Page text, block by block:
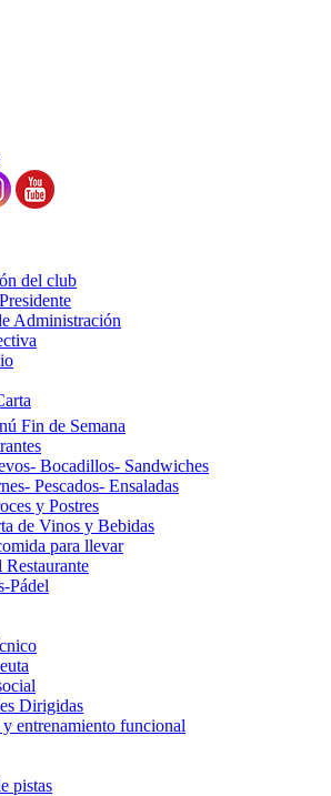
del club
Administración
Fin de Semana
Bocadillos- Sandwiches
Pescados- Ensaladas
y Postres
de Vinos y Bebidas
para llevar
Restaurante
Pádel
Dirigidas
entrenamiento funcional
pistas